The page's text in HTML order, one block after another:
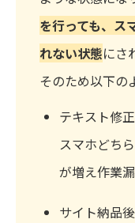
を行っても、ス
れない状態にさ
そのため以下の
テキスト修
スマホどち
が増え作業
サイト納品